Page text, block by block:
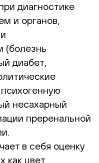
диагностике
и органов,
(болезнь
диабет,
несахарный
преренальной
в себя оценку
как цвет,